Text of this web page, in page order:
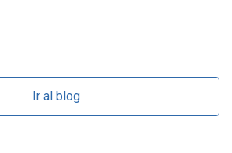
Ir al blog